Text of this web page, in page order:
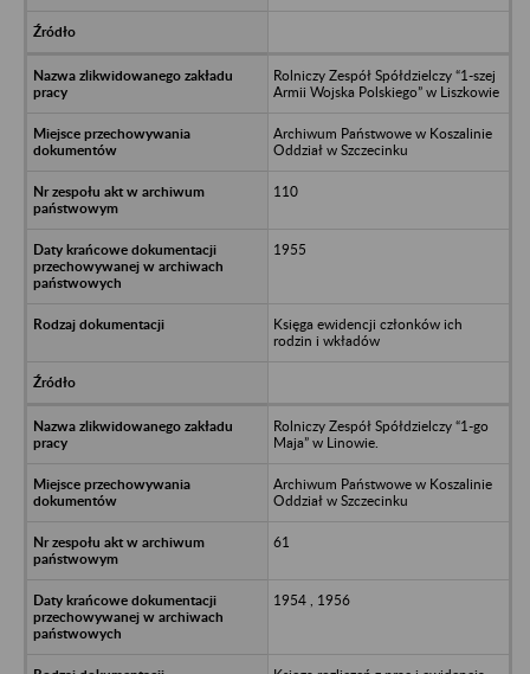
Rolniczy Zespół Spółdzielczy “1-szej
Armii Wojska Polskiego” w Liszkowie
Archiwum Państwowe w Koszalinie
Oddział w Szczecinku
110
1955
Księga ewidencji członków ich
rodzin i wkładów
Rolniczy Zespół Spółdzielczy “1-go
Maja” w Linowie.
Archiwum Państwowe w Koszalinie
Oddział w Szczecinku
61
1954 , 1956